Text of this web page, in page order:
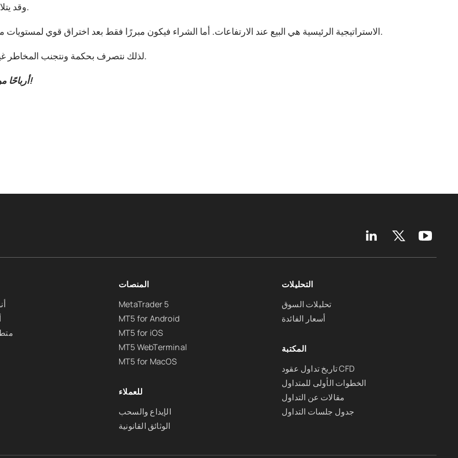
وقد يتلاشى بسرعة.
الاستراتيجية الرئيسية هي البيع عند الارتفاعات. أما الشراء فيكون مبررًا فقط بعد اختراق قوي لمستويات مقاومة مهمة.
لذلك نتصرف بحكمة ونتجنب المخاطر غير الضرورية.
أرباحًا موفقة للجميع!
المنصات
MetaTrader 5
MT5 for Android
MT5 for iOS
MT5 WebTerminal
MT5 for MacOS
للعملاء
الإيداع والسحب
الوثائق القانونية
التحليلات
تحليلات السوق
أسعار الفائدة
المكتبة
تاريخ تداول عقود CFD
الخطوات الأولى للمتداول
مقالات عن التداول
جدول جلسات التداول